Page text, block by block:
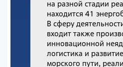
на разной стадии
находится 41
В сферу
входит также
инновационной
логистика и
морского пути,